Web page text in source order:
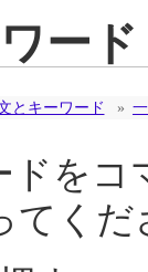
ード
とキーワード »
ドを
てくだ